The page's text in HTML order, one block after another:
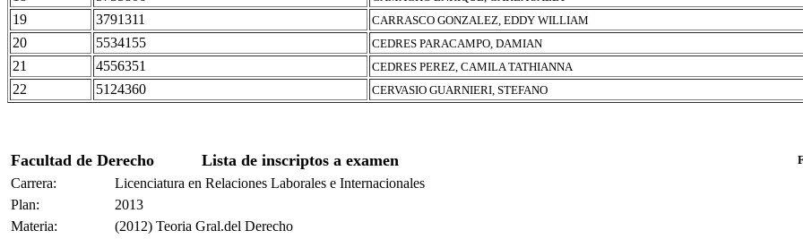
19 3791311 CARRASCO GONZALEZ, EDDY WILLIAM
20 5534155 CEDRES PARACAMPO, DAMIAN
21 4556351 CEDRES PEREZ, CAMILA TATHIANNA
22 5124360 CERVASIO GUARNIERI, STEFANO
Facultad de Derecho Lista de inscriptos a examen
Carrera:
Licenciatura en Relaciones Laborales e Internacionales
Plan:
2013
Materia:
(2012) Teoria Gral.del Derecho